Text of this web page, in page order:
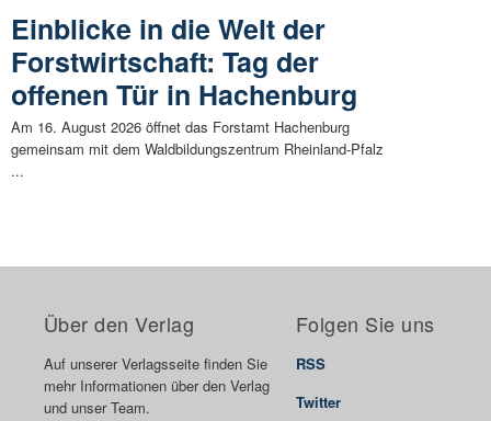
Einblicke in die Welt der
Forstwirtschaft: Tag der
offenen Tür in Hachenburg
Am 16. August 2026 öffnet das Forstamt Hachenburg
gemeinsam mit dem Waldbildungszentrum Rheinland-Pfalz
...
Über den Verlag
Auf unserer Verlagsseite finden Sie
mehr Informationen über den Verlag
und unser Team.
Folgen Sie uns
RSS
Twitter